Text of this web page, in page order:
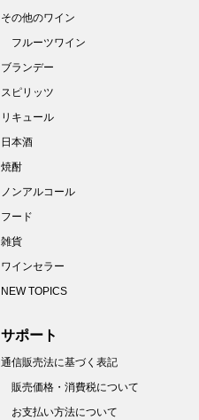
その他のワイン
フルーツワイン
ブランデー
スピリッツ
リキュール
日本酒
焼酎
ノンアルコール
フード
雑貨
ワインセラー
NEW TOPICS
サポート
通信販売法に基づく表記
販売価格・消費税について
お支払い方法について